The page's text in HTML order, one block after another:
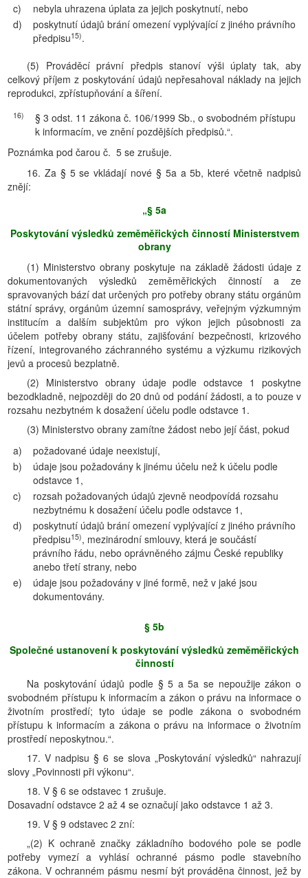
c)
nebyla uhrazena úplata za jejich poskytnutí, nebo
d)
poskytnutí údajů brání omezení vyplývající z jiného právního
předpisu15).
(5) Prováděcí právní předpis stanoví výši úplaty tak, aby
celkový příjem z poskytování údajů nepřesahoval náklady na jejich
reprodukci, zpřístupňování a šíření.
16)
§ 3 odst. 11 zákona č. 106/1999 Sb., o svobodném přístupu
k informacím, ve znění pozdějších předpisů.“.
Poznámka pod čarou č. 5 se zrušuje.
16. Za § 5 se vkládají nové § 5a a 5b, které včetně nadpisů
znějí:
„§ 5a
Poskytování výsledků zeměměřických činností Ministerstvem
obrany
(1) Ministerstvo obrany poskytuje na základě žádosti údaje z
dokumentovaných výsledků zeměměřických činností a ze
spravovaných bází dat určených pro potřeby obrany státu orgánům
státní správy, orgánům územní samosprávy, veřejným výzkumným
institucím a dalším subjektům pro výkon jejich působnosti za
účelem potřeby obrany státu, zajišťování bezpečnosti, krizového
řízení, integrovaného záchranného systému a výzkumu rizikových
jevů a procesů bezplatně.
(2) Ministerstvo obrany údaje podle odstavce 1 poskytne
bezodkladně, nejpozději do 20 dnů od podání žádosti, a to pouze v
rozsahu nezbytném k dosažení účelu podle odstavce 1.
(3) Ministerstvo obrany zamítne žádost nebo její část, pokud
a)
požadované údaje neexistují,
b)
údaje jsou požadovány k jinému účelu než k účelu podle
odstavce 1,
c)
rozsah požadovaných údajů zjevně neodpovídá rozsahu
nezbytnému k dosažení účelu podle odstavce 1,
d)
poskytnutí údajů brání omezení vyplývající z jiného právního
předpisu15), mezinárodní smlouvy, která je součástí
právního řádu, nebo oprávněného zájmu České republiky
anebo třetí strany, nebo
e)
údaje jsou požadovány v jiné formě, než v jaké jsou
dokumentovány.
§ 5b
Společné ustanovení k poskytování výsledků zeměměřických
činností
Na poskytování údajů podle § 5 a 5a se nepoužije zákon o
svobodném přístupu k informacím a zákon o právu na informace o
životním prostředí; tyto údaje se podle zákona o svobodném
přístupu k informacím a zákona o právu na informace o životním
prostředí neposkytnou.“.
17. V nadpisu § 6 se slova „Poskytování výsledků“ nahrazují
slovy „Povinnosti při výkonu“.
18. V § 6 se odstavec 1 zrušuje.
Dosavadní odstavce 2 až 4 se označují jako odstavce 1 až 3.
19. V § 9 odstavec 2 zní:
„(2) K ochraně značky základního bodového pole se podle
potřeby vymezí a vyhlásí ochranné pásmo podle stavebního
zákona. V ochranném pásmu nesmí být prováděna činnost, jež by